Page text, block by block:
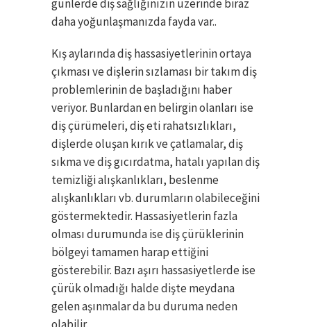
günlerde diş sağlığınızın üzerinde biraz
daha yoğunlaşmanızda fayda var..
Kış aylarında diş hassasiyetlerinin ortaya
çıkması ve dişlerin sızlaması bir takım diş
problemlerinin de başladığını haber
veriyor. Bunlardan en belirgin olanları ise
diş çürümeleri, diş eti rahatsızlıkları,
dişlerde oluşan kırık ve çatlamalar, diş
sıkma ve diş gıcırdatma, hatalı yapılan diş
temizliği alışkanlıkları, beslenme
alışkanlıkları vb. durumların olabileceğini
göstermektedir. Hassasiyetlerin fazla
olması durumunda ise diş çürüklerinin
bölgeyi tamamen harap ettiğini
gösterebilir. Bazı aşırı hassasiyetlerde ise
çürük olmadığı halde dişte meydana
gelen aşınmalar da bu duruma neden